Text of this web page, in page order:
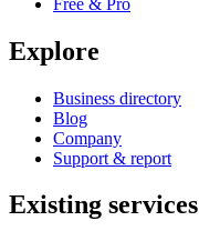
Explore
Business directory
Blog
Company
Support & report
Existing services